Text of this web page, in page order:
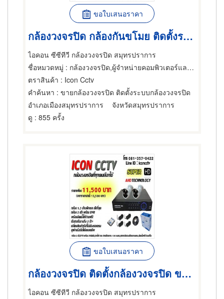
ขอใบเสนอราคา
กล้องวงจรปิด กล้องกันขโมย ติดตั้งระบบกล้องวงจรปิด
ไอคอน ซีซีทีวี กล้องวงจรปิด สมุทรปราการ
ชื่อหมวดหมู่ : กล้องวงจรปิด,ผู้จำหน่ายคอมพิวเตอร์และอุปกรณ์ต่อพ่วง,ซ่อมคอมพิวเตอร์และอุปกรณ์ต่อพ่วง
ตราสินค้า : Icon Cctv
คำค้นหา : ขายกล้องวงจรปิด ติดตั้งระบบกล้องวงจรปิด
อำเภอเมืองสมุทรปราการ
จังหวัดสมุทรปราการ
ดู : 855 ครั้ง
ขอใบเสนอราคา
กล้องวงจรปิด ติดตั้งกล้องวงจรปิด ขายกล้องวงจรปิด ชุดกล้อง
ไอคอน ซีซีทีวี กล้องวงจรปิด สมุทรปราการ